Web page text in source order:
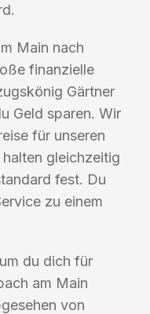
Main nach
finanzielle
Gärtner
Geld sparen. Wir
für unseren
gleichzeitig
fest. Du
zu einem
du dich für
am Main
von